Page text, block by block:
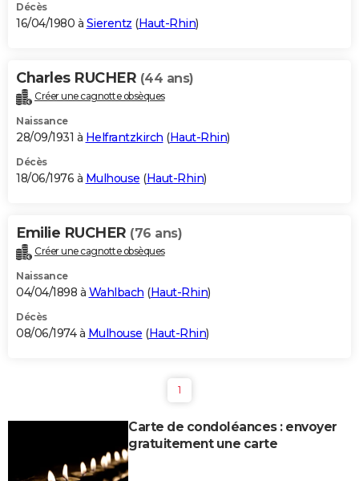
Décès
16/04/1980 à Sierentz (Haut-Rhin)
Charles RUCHER (44 ans)
Créer une cagnotte obsèques
Naissance
28/09/1931 à Helfrantzkirch (Haut-Rhin)
Décès
18/06/1976 à Mulhouse (Haut-Rhin)
Emilie RUCHER (76 ans)
Créer une cagnotte obsèques
Naissance
04/04/1898 à Wahlbach (Haut-Rhin)
Décès
08/06/1974 à Mulhouse (Haut-Rhin)
1
Carte de condoléances : envoyer
gratuitement une carte